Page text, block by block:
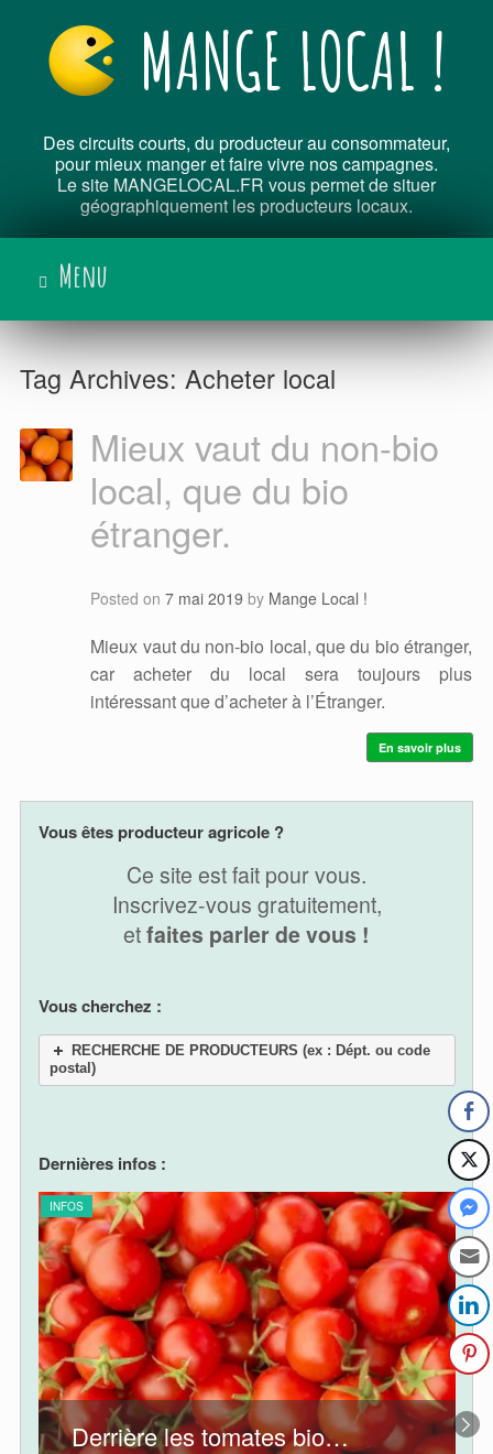
MANGE LOCAL !
Des circuits courts, du producteur au consommateur,
pour mieux manger et faire vivre nos campagnes.
Le site MANGELOCAL.FR vous permet de situer
géographiquement les producteurs locaux.
Menu
Tag Archives: Acheter local
Mieux vaut du non-bio
local, que du bio
étranger.
Posted on7 mai 2019 by Mange Local !
Mieux vaut du non-bio local, que du bio étranger,
car acheter du local sera toujours plus
intéressant que d’acheter à l’Étranger.
En savoir plus
Vous êtes producteur agricole ?
Ce site est fait pour vous.
Inscrivez-vous gratuitement,
etfaites parler de vous !
Vous cherchez :
RECHERCHE DE PRODUCTEURS (ex : Dépt. ou code
postal)
Dernières infos :
INFOS
Derrière les tomates bio…